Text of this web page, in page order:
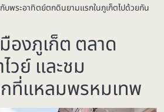
บพระอาทิตย์ตกดินยามแรกในภูเก็ตไปด้วยกัน
องภูเก็ต ตลาด
ไวย์ และชม
ที่แหลมพรหมเทพ